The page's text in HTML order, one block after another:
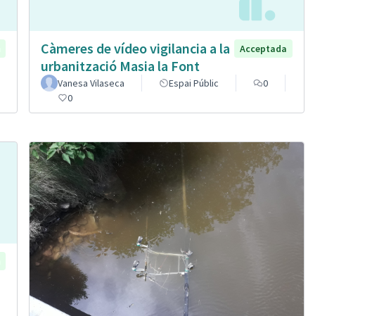
Càmeres de vídeo vigilancia a la
urbanització Masia la Font
Acceptada
Vanesa Vilaseca Espai Públic
0
0